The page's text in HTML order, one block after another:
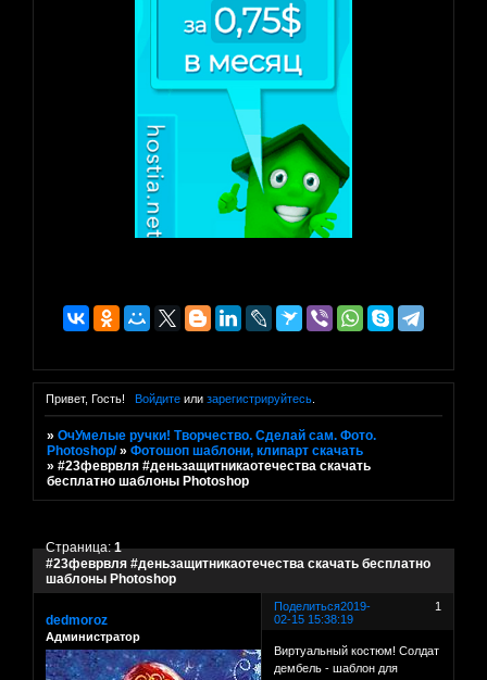
Привет, Гость! Войдитеили зарегистрируйтесь.
»ОчУмелые ручки! Творчество. Сделай сам. Фото.
Photoshop/ »Фотошоп шаблони, клипарт скачать
»#23феврвля #деньзащитникаотечества скачать
бесплатно шаблоны Photoshop
#23феврвля #деньзащитникаотечества скачать бесплатно
шаблоны Photoshop
Страница:1
Поделиться 1
2019-
02-15 15:38:19
dedmoroz
Администратор
Виртуальный костюм! Солдат
дембель - шаблон для